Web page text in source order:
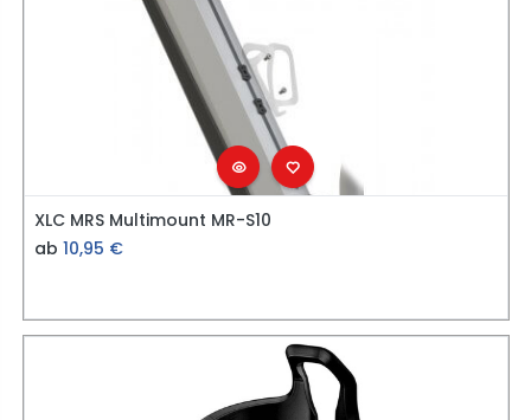
XLC MRS Multimount MR-S10
ab 10,95 €